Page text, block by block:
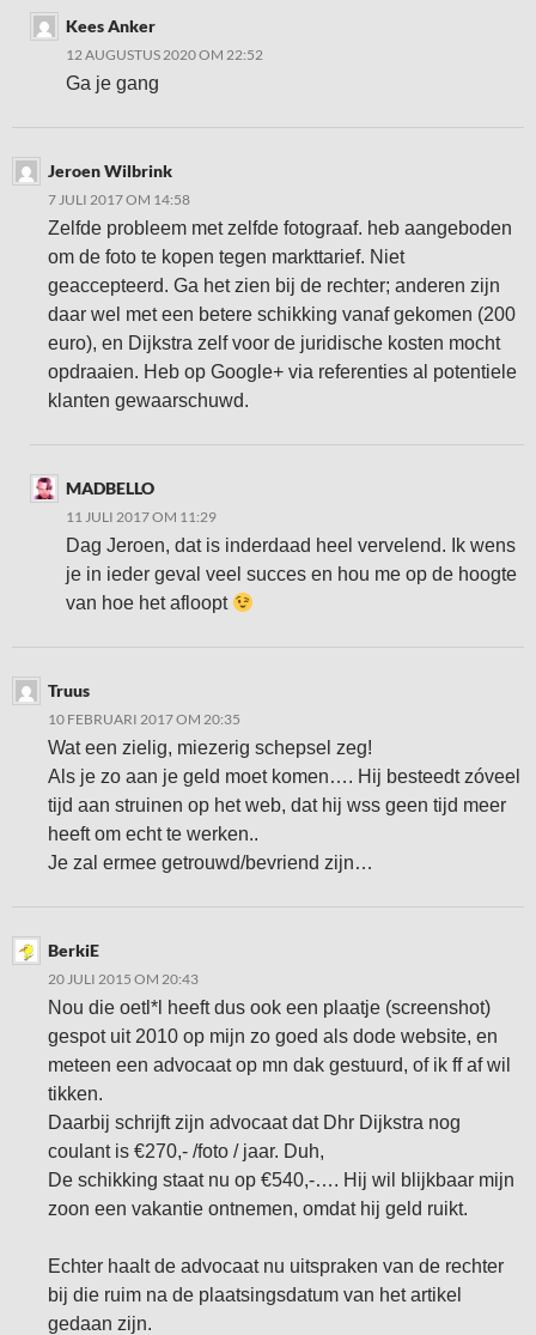
Kees Anker
12 AUGUSTUS 2020 OM 22:52
Ga je gang
Jeroen Wilbrink
7 JULI 2017 OM 14:58
Zelfde probleem met zelfde fotograaf. heb aangeboden
om de foto te kopen tegen markttarief. Niet
geaccepteerd. Ga het zien bij de rechter; anderen zijn
daar wel met een betere schikking vanaf gekomen (200
euro), en Dijkstra zelf voor de juridische kosten mocht
opdraaien. Heb op Google+ via referenties al potentiele
klanten gewaarschuwd.
MADBELLO
11 JULI 2017 OM 11:29
Dag Jeroen, dat is inderdaad heel vervelend. Ik wens
je in ieder geval veel succes en hou me op de hoogte
van hoe het afloopt
Truus
10 FEBRUARI 2017 OM 20:35
Wat een zielig, miezerig schepsel zeg!
Als je zo aan je geld moet komen…. Hij besteedt zóveel
tijd aan struinen op het web, dat hij wss geen tijd meer
heeft om echt te werken..
Je zal ermee getrouwd/bevriend zijn…
BerkiE
20 JULI 2015 OM 20:43
Nou die oetl*l heeft dus ook een plaatje (screenshot)
gespot uit 2010 op mijn zo goed als dode website, en
meteen een advocaat op mn dak gestuurd, of ik ff af wil
tikken.
Daarbij schrijft zijn advocaat dat Dhr Dijkstra nog
coulant is €270,- /foto / jaar. Duh,
De schikking staat nu op €540,-…. Hij wil blijkbaar mijn
zoon een vakantie ontnemen, omdat hij geld ruikt.
Echter haalt de advocaat nu uitspraken van de rechter
bij die ruim na de plaatsingsdatum van het artikel
gedaan zijn.